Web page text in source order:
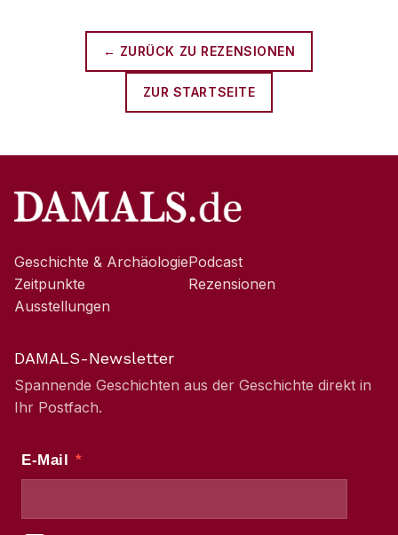
← ZURÜCK ZU REZENSIONEN
ZUR STARTSEITE
Geschichte & Archäologie
Zeitpunkte
Ausstellungen
Podcast
Rezensionen
DAMALS-Newsletter
Spannende Geschichten aus der Geschichte direkt in
Ihr Postfach.